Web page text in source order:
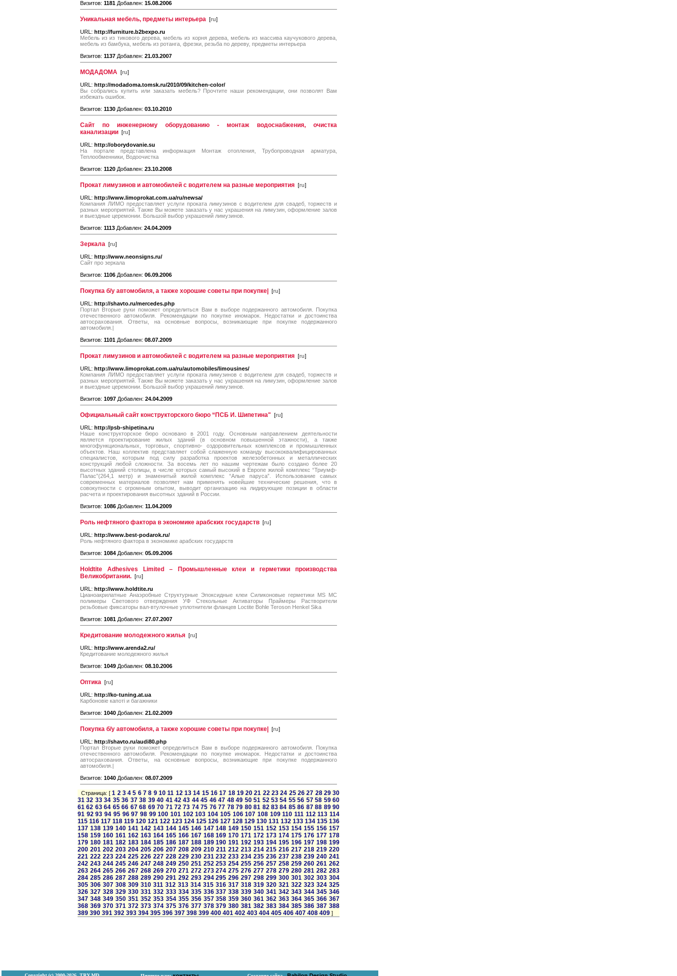
Визитов: 1181 Добавлен: 15.08.2006
Уникальная мебель, предметы интерьера [ru]
URL: http://furniture.b2bexpo.ru
Мебель из из тикового дерева, мебель из корня дерева, мебель из массива каучукового дерева,
мебель из бамбука, мебель из ротанга, фрезки, резьба по дереву, предметы интерьера
Визитов: 1137 Добавлен: 21.03.2007
МОДАДОМА [ru]
URL: http://modadoma.tomsk.ru/2010/09/kitchen-color/
Вы собрались купить или заказать мебель? Прочтите наши рекомендации, они позволят Вам
избежать ошибок.
Визитов: 1130 Добавлен: 03.10.2010
Сайт по инженерному оборудованию - монтаж водоснабжения, очистка
канализации [ru]
URL: http://oborydovanie.su
На портале представлена информация Монтаж отопления, Трубопроводная арматура,
Теплообменники, Водоочистка
Визитов: 1120 Добавлен: 23.10.2008
Прокат лимузинов и автомобилей с водителем на разные мероприятия [ru]
URL: http://www.limoprokat.com.ua/ru/newsa/
Компания ЛИМО предоставляет услуги проката лимузинов с водителем для свадеб, торжеств и
разных мероприятий. Также Вы можете заказать у нас украшения на лимузин, оформление залов
и выездные церемонии. Большой выбор украшений лимузинов.
Визитов: 1113 Добавлен: 24.04.2009
Зеркала [ru]
URL: http://www.neonsigns.ru/
Сайт про зеркала
Визитов: 1106 Добавлен: 06.09.2006
Покупка б/у автомобиля, а также хорошие советы при покупке| [ru]
URL: http://shavto.ru/mercedes.php
Портал Вторые руки поможет определиться Вам в выборе подержанного автомобиля. Покупка
отечественного автомобиля. Рекомендации по покупке иномарок. Недостатки и достоинства
автосрахования. Ответы, на основные вопросы, возникающие при покупке подержанного
автомобиля.|
Визитов: 1101 Добавлен: 08.07.2009
Прокат лимузинов и автомобилей с водителем на разные мероприятия [ru]
URL: http://www.limoprokat.com.ua/ru/automobiles/limousines/
Компания ЛИМО предоставляет услуги проката лимузинов с водителем для свадеб, торжеств и
разных мероприятий. Также Вы можете заказать у нас украшения на лимузин, оформление залов
и выездные церемонии. Большой выбор украшений лимузинов.
Визитов: 1097 Добавлен: 24.04.2009
Официальный сайт конструкторского бюро “ПСБ И. Шипетина" [ru]
URL: http://psb-shipetina.ru
Наше конструкторское бюро основано в 2001 году. Основным направлением деятельности
является проектирование жилых зданий (в основном повышенной этажности), а также
многофункциональных, торговых, спортивно- оздоровительных комплексов и промышленных
объектов. Наш коллектив представляет собой слаженную команду высококвалифицированных
специалистов, которым под силу разработка проектов железобетонных и металлических
конструкций любой сложности. За восемь лет по нашим чертежам было создано более 20
высотных зданий столицы, в числе которых самый высокий в Европе жилой комплекс “Триумф-
Палас”(264,1 метр) и знаменитый жилой комплекс “Алые паруса”. Использование самых
современных материалов позволяет нам применять новейшие технические решения, что в
совокупности с огромным опытом, выводит организацию на лидирующие позиции в области
расчета и проектирования высотных зданий в России.
Визитов: 1086 Добавлен: 11.04.2009
Роль нефтяного фактора в экономике арабских государств [ru]
URL: http://www.best-podarok.ru/
Роль нефтяного фактора в экономике арабских государств
Визитов: 1084 Добавлен: 05.09.2006
Holdtite Adhesives Limited – Промышленные клеи и герметики производства
Великобритании. [ru]
URL: http://www.holdtite.ru
Цианоакрилатные Анаэробные Структурные Эпоксидные клеи Силиконовые герметики MS МС
полимеры Светового отверждения УФ Стекольные Активаторы Праймеры Растворители
резьбовые фиксаторы вал-втулочные уплотнители фланцев Loctite Bohle Teroson Henkel Sika
Визитов: 1081 Добавлен: 27.07.2007
Кредитование молодежного жилья [ru]
URL: http://www.arenda2.ru/
Кредитование молодежного жилья
Визитов: 1049 Добавлен: 08.10.2006
Оптика [ru]
URL: http://ko-tuning.at.ua
Карбоновіе капоті и багажники
Визитов: 1040 Добавлен: 21.02.2009
Покупка б/у автомобиля, а также хорошие советы при покупке| [ru]
URL: http://shavto.ru/audi80.php
Портал Вторые руки поможет определиться Вам в выборе подержанного автомобиля. Покупка
отечественного автомобиля. Рекомендации по покупке иномарок. Недостатки и достоинства
автосрахования. Ответы, на основные вопросы, возникающие при покупке подержанного
автомобиля.|
Визитов: 1040 Добавлен: 08.07.2009
Страница: [1 2 3 4 5 6 7 8 9 10 11 12 13 14 15 16 17 18 19 20 21 22 23 24 25 26 27 28 29 30
31 32 33 34 35 36 37 38 39 40 41 42 43 44 45 46 47 48 49 50 51 52 53 54 55 56 57 58 59 60
61 62 63 64 65 66 67 68 69 70 71 72 73 74 75 76 77 78 79 80 81 82 83 84 85 86 87 88 89 90
91 92 93 94 95 96 97 98 99 100 101 102 103 104 105 106 107 108 109 110 111 112 113 114
115 116 117 118 119 120 121 122 123 124 125 126 127 128 129 130 131 132 133 134 135 136
137 138 139 140 141 142 143 144 145 146 147 148 149 150 151 152 153 154 155 156 157
158 159 160 161 162 163 164 165 166 167 168 169 170 171 172 173 174 175 176 177 178
179 180 181 182 183 184 185 186 187 188 189 190 191 192 193 194 195 196 197 198 199
200 201 202 203 204 205 206 207 208 209 210 211 212 213 214 215 216 217 218 219 220
221 222 223 224 225 226 227 228 229 230 231 232 233 234 235 236 237 238 239 240 241
242 243 244 245 246 247 248 249 250 251 252 253 254 255 256 257 258 259 260 261 262
263 264 265 266 267 268 269 270 271 272 273 274 275 276 277 278 279 280 281 282 283
284 285 286 287 288 289 290 291 292 293 294 295 296 297 298 299 300 301 302 303 304
305 306 307 308 309 310 311 312 313 314 315 316 317 318 319 320 321 322 323 324 325
326 327 328 329 330 331 332 333 334 335 336 337 338 339 340 341 342 343 344 345 346
347 348 349 350 351 352 353 354 355 356 357 358 359 360 361 362 363 364 365 366 367
368 369 370 371 372 373 374 375 376 377 378 379 380 381 382 383 384 385 386 387 388
389 390 391 392 393 394 395 396 397 398 399 400 401 402 403 404 405 406 407 408 409 ]